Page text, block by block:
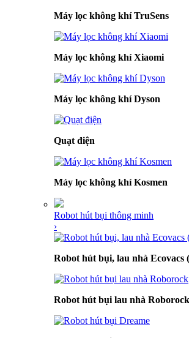
Máy lọc không khí TruSens
Máy lọc không khí Xiaomi
Máy lọc không khí Dyson
Quạt điện
Máy lọc không khí Kosmen
Robot hút bụi thông minh
›
Robot hút bụi, lau nhà Ecovacs
Robot hút bụi lau nhà Roborock